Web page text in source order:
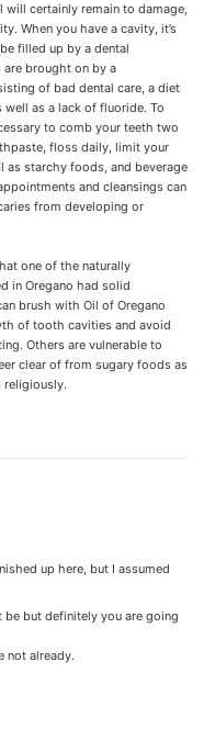
will certainly remain to damage,
When you have a cavity, it’s
filled up by a dental
brought on by a
of bad dental care, a diet
well as a lack of fluoride. To
to comb your teeth two
floss daily, limit your
as starchy foods, and beverage
and cleansings can
from developing or
one of the naturally
in Oregano had solid
brush with Oil of Oregano
of tooth cavities and avoid
Others are vulnerable to
clear of from sugary foods as
religiously.
up here, but I assumed
but definitely you are going
not already.